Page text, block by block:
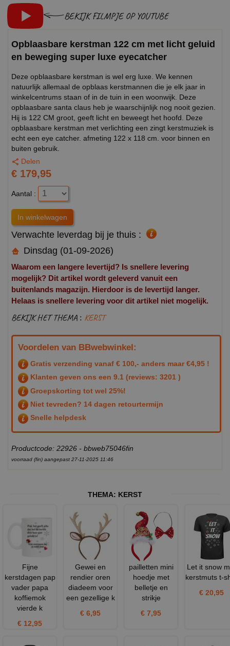
BEKIJK FILMPJE OP YOUTUBE
Opblaasbare kerstman 122 cm met licht geluid
en beweging super luxe eyecatcher
Deze opblaasbare kerstman is wel erg luxe. We kennen
natuurlijk allemaal de opblaas kerstmannen die je elk jaar in
winkelcentrums staan of in de tuin in een woonwijk. Deze
opblaasbare santa claus heb je waarschijnlijk nog nooit gezien.
Hij is 122 CM groot, geeft licht en beweegt het hoofd. Deze
opblaasbare kerstman met verlichting een zingt kerstmuziek is
echt een eye catcher. afmeting 122 x 118 cm. voor binnen en
buiten gebruik.
Delen
€ 179,95
Aantal :
Verwachte leverdag bij je thuis :
Dinsdag (01-09-2026)
Waarom een langere levertijd? Is snellere levering
mogelijk? Dit artikel wordt geleverd vanuit een
buitenlands magazijn. Hierdoor is de levertijd langer.
Helaas is snellere levering voor dit artikel niet mogelijk.
BEKIJK HET THEMA : KERST
Voordelen van BBwebwinkel:
Gratis verzending vanaf € 100,- anders maar €4,95 !
Klanten geven ons een 9.1 (reviews: 3201 )
Groepskorting tot wel 25%!
Niet tevreden? 14 dagen retourtermijn
Snelle helpdesk
Productcode: 22926 - bbweb75046fin
voorraad (fin) aangepast 27-11-2025 11:46
THEMA: KERST
Fijne
kerstdagen pap
vader papa
koffiemok
vierde k
€ 12,95
Gewei en
rendier oren
diadeem voor
een gezellige k
€ 6,95
pailletten mini
hoedje met
belletje en
strikje
€ 7,95
Let it snow
kerstmuts t-
€ 20,95